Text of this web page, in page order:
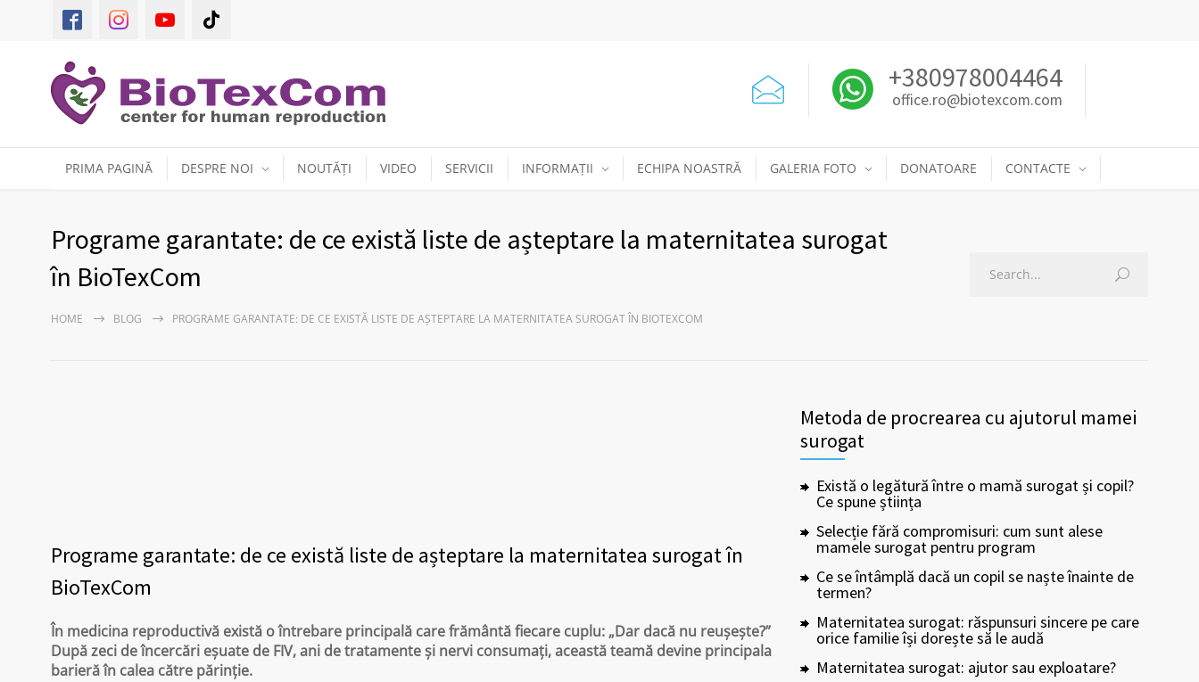
+380978004464
office.ro@biotexcom.com
PRIMA PAGINĂ DESPRE NOI NOUTĂȚI VIDEO SERVICII INFORMAȚII ECHIPA NOASTRĂ GALERIA FOTO DONATOARE CONTACTE
Programe garantate: de ce există liste de așteptare la maternitatea surogat
în BioTexCom
HOME BLOG PROGRAME GARANTATE: DE CE EXISTĂ LISTE DE AȘTEPTARE LA MATERNITATEA SUROGAT ÎN BIOTEXCOM
Programe garantate: de ce există liste de așteptare la maternitatea surogat în
BioTexCom
În medicina reproductivă există o întrebare principală care frământă fiecare cuplu: „Dar dacă nu reușește?”
După zeci de încercări eșuate de FIV, ani de tratamente și nervi consumați, această teamă devine principala
barieră în calea către părinție.
Metoda de procrearea cu ajutorul mamei
surogat
Există o legătură între o mamă surogat și copil?
Ce spune știința
Selecție fără compromisuri: cum sunt alese
mamele surogat pentru program
Ce se întâmplă dacă un copil se naște înainte de
termen?
Maternitatea surogat: răspunsuri sincere pe care
orice familie își dorește să le audă
Maternitatea surogat: ajutor sau exploatare?